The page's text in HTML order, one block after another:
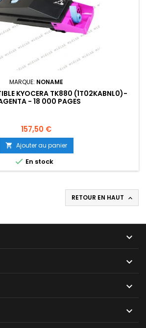
MARQUE: NONAME
KYOCERA TK880 (1T02KABNL0)-
- 18 000 PAGES
Prix
157,50 €
 Ajouter au panier
 En stock
RETOUR EN HAUT 



